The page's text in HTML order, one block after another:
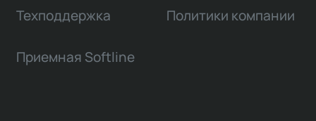
Техподдержка Политики компании
Приемная Softline